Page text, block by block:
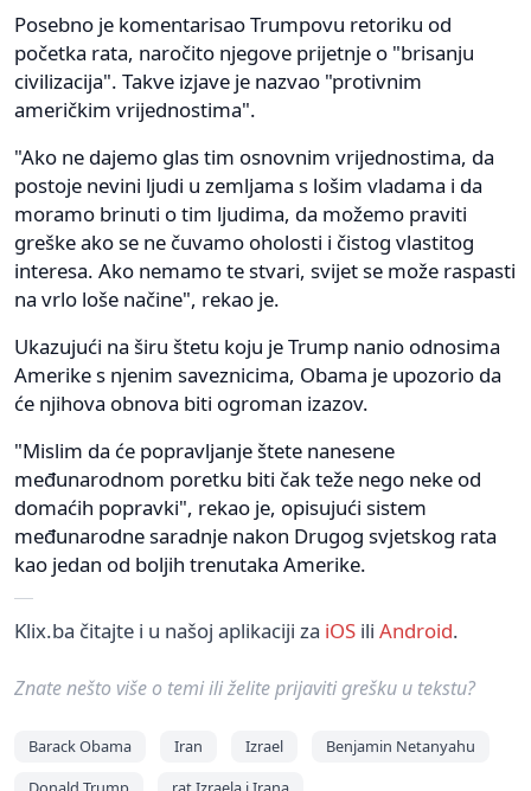
Posebno je komentarisao Trumpovu retoriku od
početka rata, naročito njegove prijetnje o "brisanju
civilizacija". Takve izjave je nazvao "protivnim
američkim vrijednostima".
"Ako ne dajemo glas tim osnovnim vrijednostima, da
postoje nevini ljudi u zemljama s lošim vladama i da
moramo brinuti o tim ljudima, da možemo praviti
greške ako se ne čuvamo oholosti i čistog vlastitog
interesa. Ako nemamo te stvari, svijet se može raspasti
na vrlo loše načine", rekao je.
Ukazujući na širu štetu koju je Trump nanio odnosima
Amerike s njenim saveznicima, Obama je upozorio da
će njihova obnova biti ogroman izazov.
"Mislim da će popravljanje štete nanesene
međunarodnom poretku biti čak teže nego neke od
domaćih popravki", rekao je, opisujući sistem
međunarodne saradnje nakon Drugog svjetskog rata
kao jedan od boljih trenutaka Amerike.
Klix.ba čitajte i u našoj aplikaciji za iOS ili Android.
Znate nešto više o temi ili želite prijaviti grešku u tekstu?
Barack Obama Iran Izrael
Benjamin Netanyahu